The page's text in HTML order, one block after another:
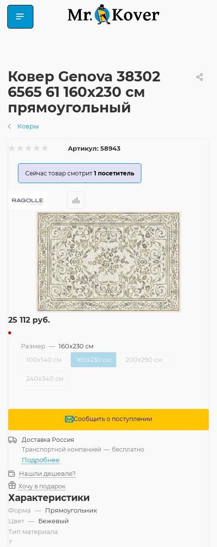
Ковер Genova 38302
6565 61 160x230 см
прямоугольный
Ковры
Артикул: 58943
Сейчас товар смотрит 1 посетитель
25 112 руб.
Размер — 160x230 см
100x140 см
160x230 см 200x290 см
240x340 см
Сообщить о поступлении
Доставка Россия
Транспортной компанией — бесплатно
Подробнее
Нашли дешевле?
Хочу в подарок
Характеристики
Форма — Прямоугольник
Цвет — Бежевый
Тип материала
?